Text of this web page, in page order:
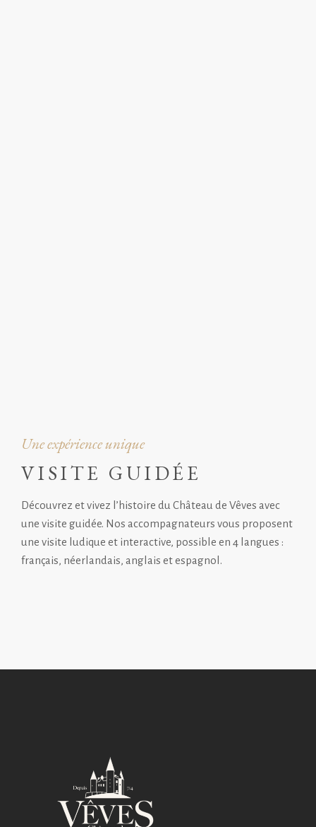
Une expérience unique
VISITE GUIDÉE
Découvrez et vivez l’histoire du Château de Vêves avec
une visite guidée. Nos accompagnateurs vous proposent
une visite ludique et interactive, possible en 4 langues :
français, néerlandais, anglais et espagnol.